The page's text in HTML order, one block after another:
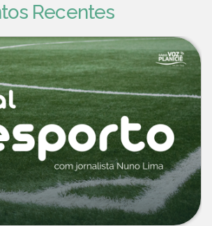
Recentes